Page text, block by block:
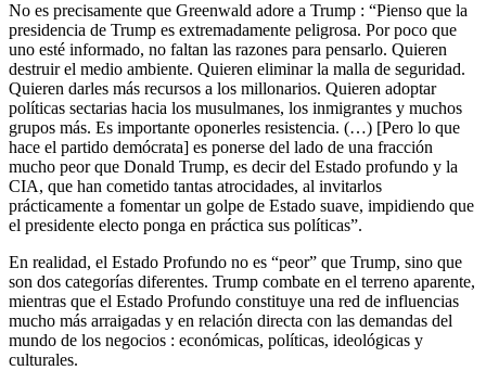
No es precisamente que Greenwald adore a Trump : “Pienso que la
presidencia de Trump es extremadamente peligrosa. Por poco que
uno esté informado, no faltan las razones para pensarlo. Quieren
destruir el medio ambiente. Quieren eliminar la malla de seguridad.
Quieren darles más recursos a los millonarios. Quieren adoptar
políticas sectarias hacia los musulmanes, los inmigrantes y muchos
grupos más. Es importante oponerles resistencia. (…) [Pero lo que
hace el partido demócrata] es ponerse del lado de una fracción
mucho peor que Donald Trump, es decir del Estado profundo y la
CIA, que han cometido tantas atrocidades, al invitarlos
prácticamente a fomentar un golpe de Estado suave, impidiendo que
el presidente electo ponga en práctica sus políticas”.
En realidad, el Estado Profundo no es “peor” que Trump, sino que
son dos categorías diferentes. Trump combate en el terreno aparente,
mientras que el Estado Profundo constituye una red de influencias
mucho más arraigadas y en relación directa con las demandas del
mundo de los negocios : económicas, políticas, ideológicas y
culturales.